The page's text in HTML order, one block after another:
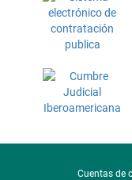
Cuentas de